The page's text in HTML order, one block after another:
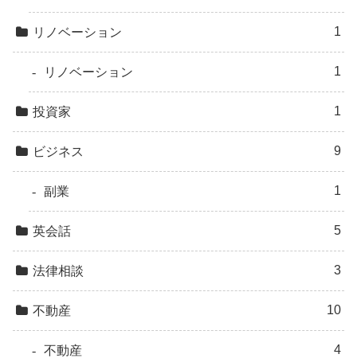
リノベーション 1
リノベーション 1
投資家 1
ビジネス 9
副業 1
英会話 5
法律相談 3
不動産 10
不動産 4